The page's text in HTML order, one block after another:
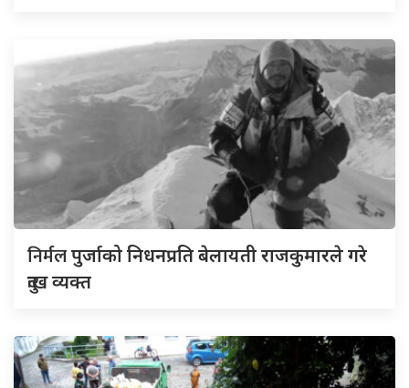
निर्मलपुर्जाको निधनप्रति बेलायती राजकुमारले गरे
दुःख व्यक्त